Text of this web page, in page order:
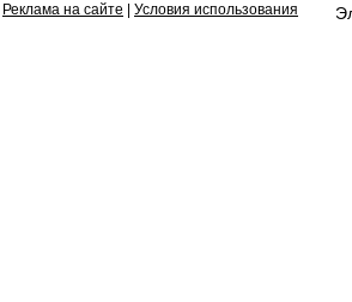
Реклама на сайте Условия использования